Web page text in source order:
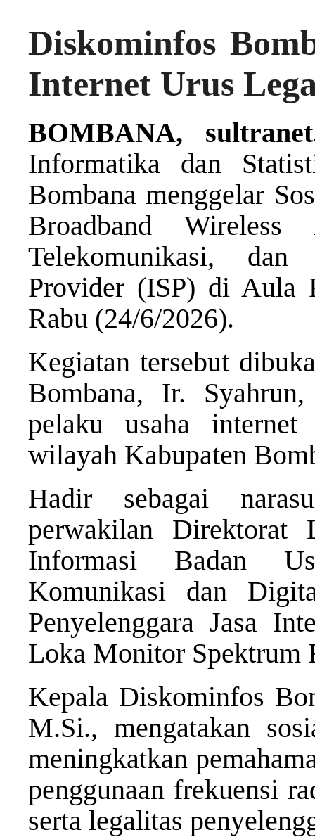
Diskominfos
Internet Urus
BOMBANA,
Informatika dan
Bombana menggelar
Broadband Wireless
Telekomunikasi,
Provider (ISP) di Aula
Rabu (24/6/2026).
Kegiatan tersebut
Bombana, Ir.
pelaku usaha
wilayah Kabupaten
Hadir sebagai
perwakilan Direktorat
Informasi Badan
Komunikasi dan
Penyelenggara Jasa
Loka Monitor Spektrum
Kepala Diskominfos
M.Si., mengatakan
meningkatkan
penggunaan frekuensi
serta legalitas